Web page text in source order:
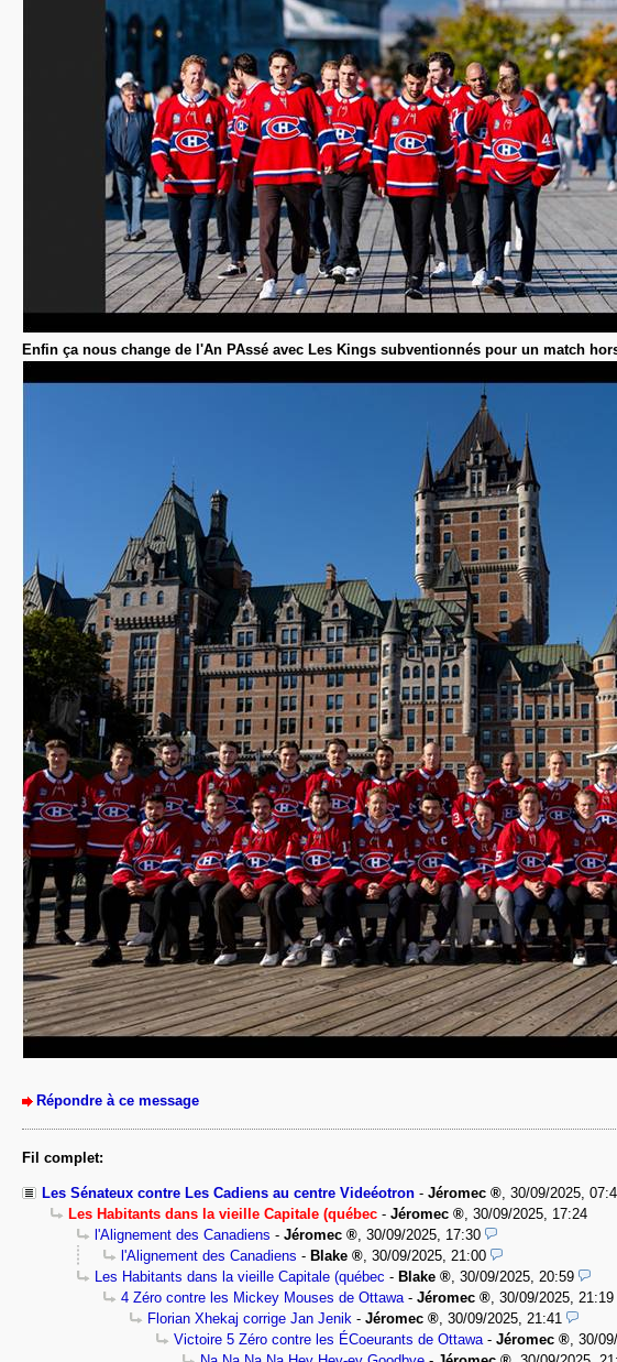
Enfin ça nous change de l'An PAssé avec Les Kings subventionnés pour un match
Répondre à ce message
Fil complet:
Les Sénateux contre Les Cadiens au centre Videéotron - Jéromec
30/09/2025,
Les Habitants dans la vieille Capitale (québec - Jéromec
30/09/2025, 17:24
l'Alignement des Canadiens - Jéromec
30/09/2025, 17:30
l'Alignement des Canadiens - Blake
30/09/2025, 21:00
Les Habitants dans la vieille Capitale (québec - Blake
30/09/2025, 20:59
4 Zéro contre les Mickey Mouses de Ottawa - Jéromec
30/09/2025, 21:19
Florian Xhekaj corrige Jan Jenik - Jéromec
30/09/2025, 21:41
Victoire 5 Zéro contre les ÉCoeurants de Ottawa - Jéromec
30/